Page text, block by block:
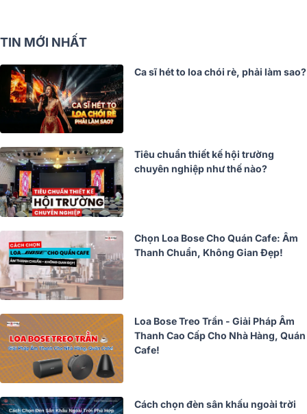
TIN MỚI NHẤT
Ca sĩ hét to loa chói rè, phải làm sao?
Tiêu chuẩn thiết kế hội trường
chuyên nghiệp như thế nào?
Chọn Loa Bose Cho Quán Cafe: Âm
Thanh Chuẩn, Không Gian Đẹp!
Loa Bose Treo Trần - Giải Pháp Âm
Thanh Cao Cấp Cho Nhà Hàng, Quán
Cafe!
Cách chọn đèn sân khấu ngoài trời